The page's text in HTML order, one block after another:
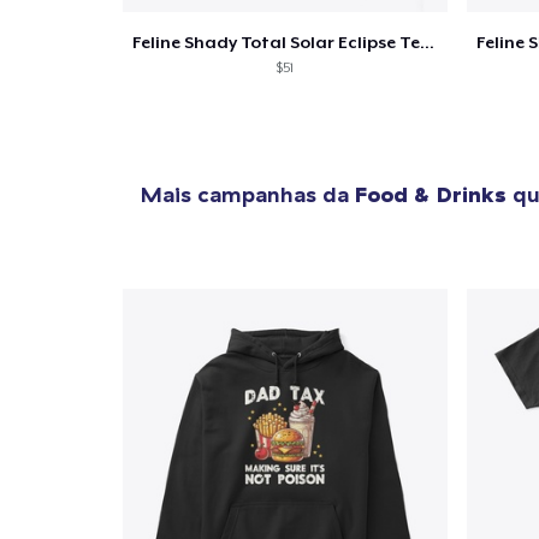
Feline Shady Total Solar Eclipse Texas
$51
Mais campanhas da Food & Drinks